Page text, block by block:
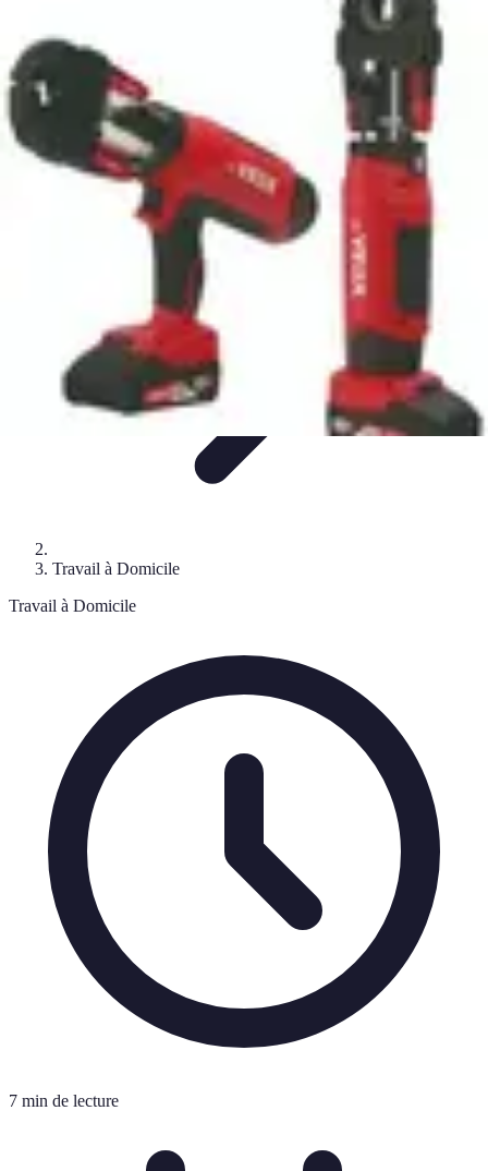
Économie domestique
Cuisine &
Ménage
Organisation
Astuces du Quotidien
Travail à Domicile
Travail à Domicile
7 min de lecture